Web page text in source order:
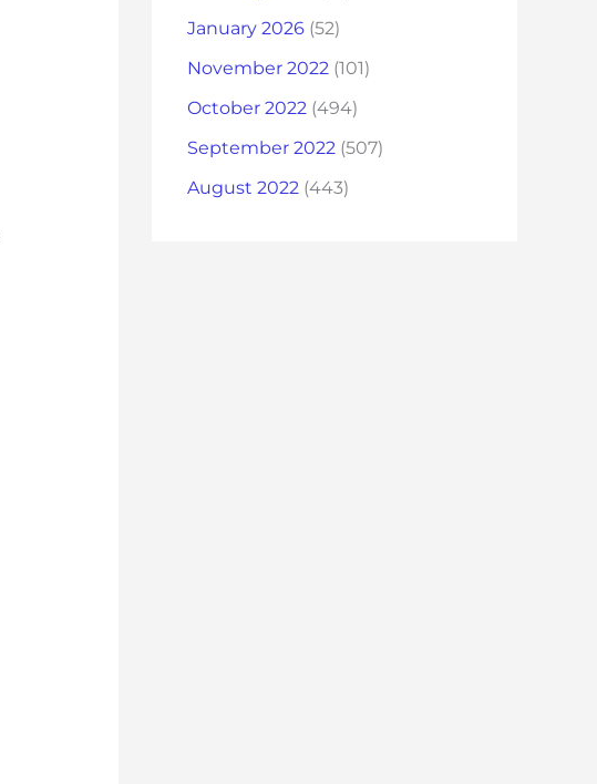
January 2026 (52)
November 2022 (101)
October 2022 (494)
September 2022 (507)
August 2022 (443)